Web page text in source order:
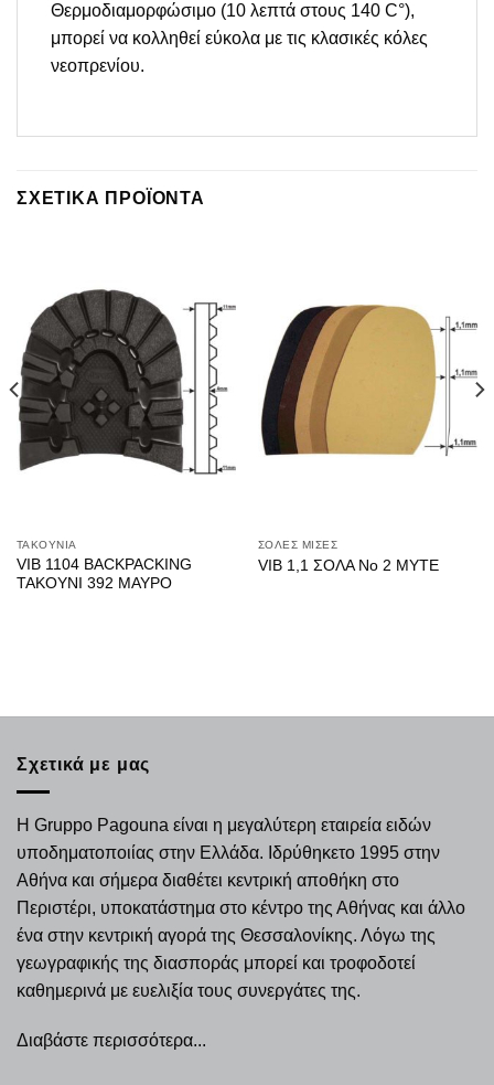
Θερμοδιαμορφώσιμο (10 λεπτά στους 140 C°),
μπορεί να κολληθεί εύκολα με τις κλασικές κόλες
νεοπρενίου.
ΣΧΕΤΙΚΆ ΠΡΟΪΌΝΤΑ
ΤΑΚΟΥΝΙΑ
VIB 1104 BACKPACKING
ΤΑΚΟΥΝΙ 392 ΜΑΥΡΟ
ΣΟΛΕΣ ΜΙΣΕΣ
VIB 1,1 ΣΟΛΑ No 2 ΜΥΤΕ
Σχετικά με μας
Η Gruppo Pagouna είναι η μεγαλύτερη εταιρεία ειδών
υποδηματοποιίας στην Ελλάδα. Ιδρύθηκετο 1995 στην
Αθήνα και σήμερα διαθέτει κεντρική αποθήκη στο
Περιστέρι, υποκατάστημα στο κέντρο της Αθήνας και άλλο
ένα στην κεντρική αγορά της Θεσσαλονίκης. Λόγω της
γεωγραφικής της διασποράς μπορεί και τροφοδοτεί
καθημερινά με ευελιξία τους συνεργάτες της.
Διαβάστε περισσότερα...